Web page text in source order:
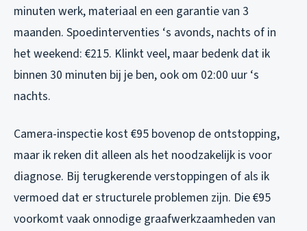
minuten werk, materiaal en een garantie van 3
maanden. Spoedinterventies ‘s avonds, nachts of in
het weekend: €215. Klinkt veel, maar bedenk dat ik
binnen 30 minuten bij je ben, ook om 02:00 uur ‘s
nachts.
Camera-inspectie kost €95 bovenop de ontstopping,
maar ik reken dit alleen als het noodzakelijk is voor
diagnose. Bij terugkerende verstoppingen of als ik
vermoed dat er structurele problemen zijn. Die €95
voorkomt vaak onnodige graafwerkzaamheden van